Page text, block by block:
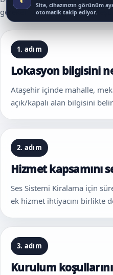
gereken temel bilgileri
1. adım
Lokasyon bilgisini
Ataşehir içinde mahalle,
açık/kapalı alan bilgisini
2. adım
Hizmet kapsamını
Ses Sistemi Kiralama için
ek hizmet ihtiyacını birlikte
3. adım
Kurulum
Site, cihazınızın görünüm
otomatik takip ediyor.